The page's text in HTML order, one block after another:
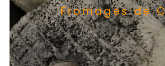
Fromages de